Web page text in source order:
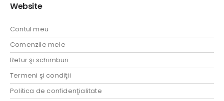
Website
Contul meu
Comenzile mele
Retur şi schimburi
Termeni şi condiţii
Politica de confidenţialitate